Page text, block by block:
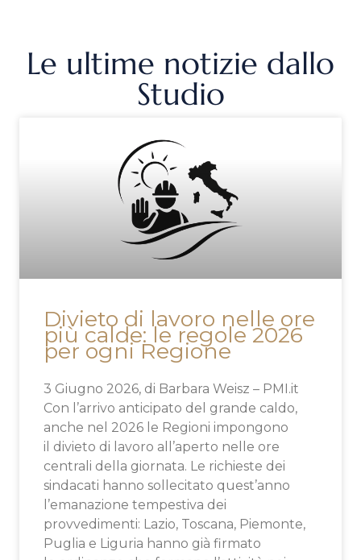
Le ultime notizie dallo
Studio
Divieto di lavoro nelle ore
più calde: le regole 2026
per ogni Regione
3 Giugno 2026, di Barbara Weisz – PMI.it
Con l’arrivo anticipato del grande caldo,
anche nel 2026 le Regioni impongono
il divieto di lavoro all’aperto nelle ore
centrali della giornata. Le richieste dei
sindacati hanno sollecitato quest’anno
l’emanazione tempestiva dei
provvedimenti: Lazio, Toscana, Piemonte,
Puglia e Liguria hanno già firmato
g
i
a
a
g
i
n
a
a
g
n
a
a
i
n
a
i
n
a
i
n
n
a